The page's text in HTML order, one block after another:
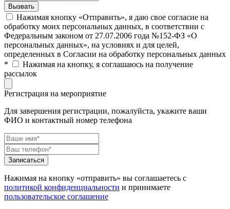
Нажимая кнопку «Отправить», я даю свое согласие на
обработку моих персональных данных, в соответствии с
Федеральным законом от 27.07.2006 года №152-ФЗ «О
персональных данных», на условиях и для целей,
определенных в Согласии на обработку персональных данных
*
Нажимая на кнопку, я соглашаюсь на получение
рассылок
Регистрация на мероприятие
Для завершения регистрации, пожалуйста, укажите ваши
ФИО и контактный номер телефона
Нажимая на кнопку «отправить» вы соглашаетесь с
политикой конфиденциальности и принимаете
пользовательское соглашение